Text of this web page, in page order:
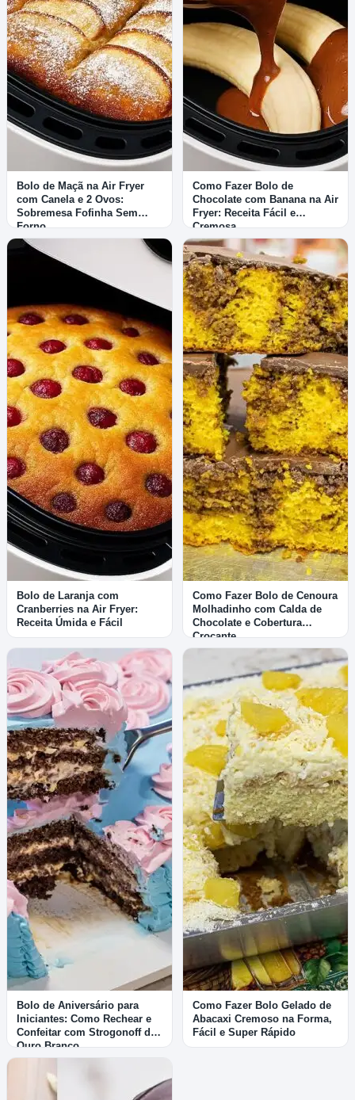
Bolo de Maçã na Air Fryer
com Canela e 2 Ovos:
Sobremesa Fofinha Sem
Forno
Como Fazer Bolo de
Chocolate com Banana na Air
Fryer: Receita Fácil e
Cremosa
Bolo de Laranja com
Cranberries na Air Fryer:
Receita Úmida e Fácil
Como Fazer Bolo de Cenoura
Molhadinho com Calda de
Chocolate e Cobertura
Crocante
Bolo de Aniversário para
Iniciantes: Como Rechear e
Confeitar com Strogonoff de
Ouro Branco
Como Fazer Bolo Gelado de
Abacaxi Cremoso na Forma,
Fácil e Super Rápido